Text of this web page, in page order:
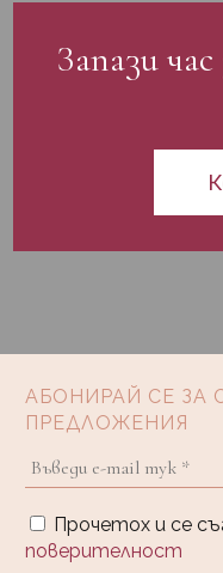
Запази
AБОНИРАЙ СЕ ЗА
ПРЕДЛОЖЕНИЯ
Прочетох и се
поверителност